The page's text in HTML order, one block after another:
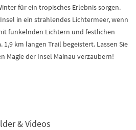
für ein tropisches Erlebnis sorgen.
in ein strahlendes Lichtermeer, wenn
funkelnden Lichtern und festlichen
km langen Trail begeistert. Lassen Sie
Magie der Insel Mainau verzaubern!
& Videos